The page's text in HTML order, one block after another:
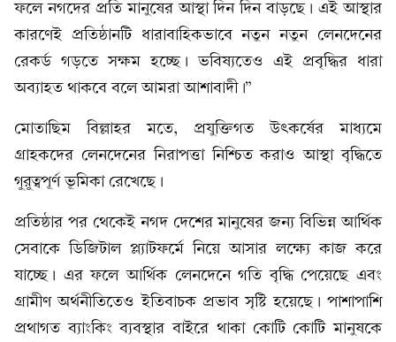
ফলে নগদের প্রতি মানুষের আস্থা দিন দিন বাড়ছে। এই আস্থার
কারণেই প্রতিষ্ঠানটি ধারাবাহিকভাবে নতুন নতুন লেনদেনের
রেকর্ড গড়তে সক্ষম হচ্ছে। ভবিষ্যতেও এই প্রবৃদ্ধির ধারা
অব্যাহত থাকবে বলে আমরা আশাবাদী।”
মোতাছিম বিল্লাহর মতে, প্রযুক্তিগত উৎকর্ষের মাধ্যমে
গ্রাহকদের লেনদেনের নিরাপত্তা নিশ্চিত করাও আস্থা বৃদ্ধিতে
গুরুত্বপূর্ণ ভূমিকা রেখেছে।
প্রতিষ্ঠার পর থেকেই নগদ দেশের মানুষের জন্য বিভিন্ন আর্থিক
সেবাকে ডিজিটাল প্ল্যাটফর্মে নিয়ে আসার লক্ষ্যে কাজ করে
যাচ্ছে। এর ফলে আর্থিক লেনদেনে গতি বৃদ্ধি পেয়েছে এবং
গ্রামীণ অর্থনীতিতেও ইতিবাচক প্রভাব সৃষ্টি হয়েছে। পাশাপাশি
প্রথাগত ব্যাংকিং ব্যবস্থার বাইরে থাকা কোটি কোটি মানুষকে